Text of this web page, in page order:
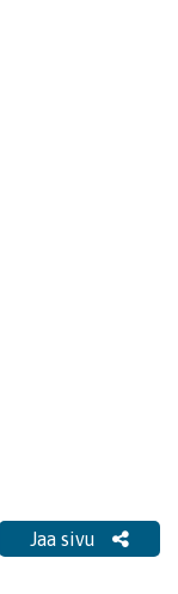
Jaa sivu